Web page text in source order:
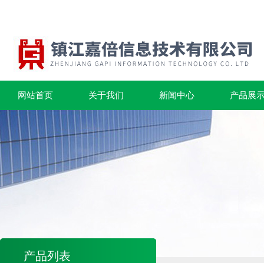
网站首页 关于我们 新闻中心 产品展
产品列表